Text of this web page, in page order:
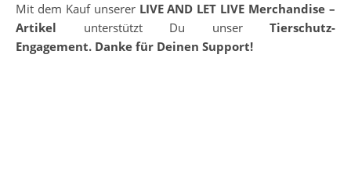
Mit dem Kauf unsererLIVE AND LET LIVE Merchandise –
Artikel unterstützt Du unser Tierschutz-
Engagement. Danke für Deinen Support!